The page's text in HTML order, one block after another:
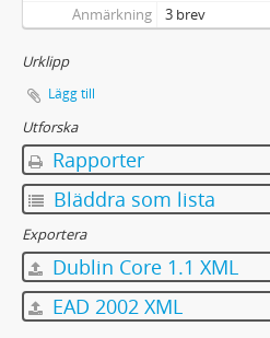
Anmärkning 3 brev
Urklipp
Lägg till
Utforska
Rapporter
Bläddra som lista
Exportera
Dublin Core 1.1 XML
EAD 2002 XML